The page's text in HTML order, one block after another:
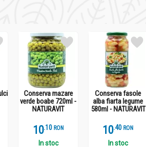
Conserva mazare
verde boabe 720ml -
NATURAVIT
10.1 RON
In stoc
Conserva fasole
alba fiarta legume
580ml - NATURAVIT
10.4 RON
In stoc